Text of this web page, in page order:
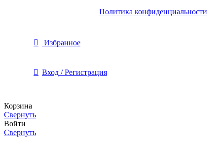
Политика конфиденциальности
Избранное
Вход / Регистрация
Корзина
Свернуть
Войти
Свернуть